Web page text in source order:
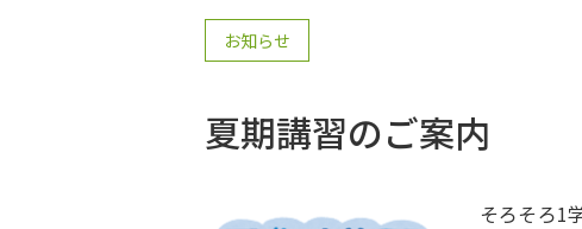
お知らせ
夏期講習のご案内
そろそろ1